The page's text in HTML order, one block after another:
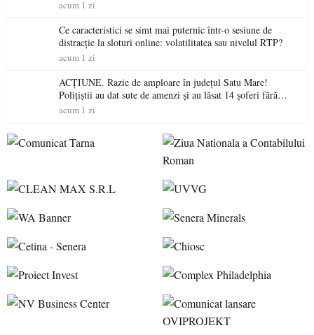
acum 1 zi
Ce caracteristici se simt mai puternic într-o sesiune de
distracție la sloturi online: volatilitatea sau nivelul RTP?
acum 1 zi
ACȚIUNE. Razie de amploare în județul Satu Mare!
Polițiștii au dat sute de amenzi și au lăsat 14 șoferi fără
permis într-o singură zi
acum 1 zi